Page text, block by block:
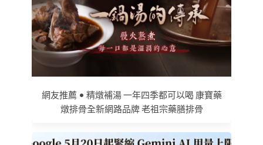
網友推薦 • 精燉補湯 一年四季都可以喝 康寶藥
燉排骨全新網路品牌 老祖宗藥膳排骨